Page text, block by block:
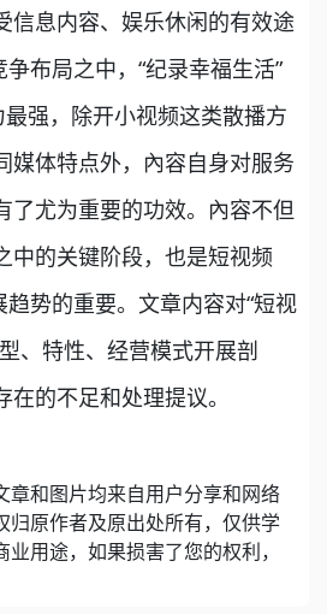
信息内容、娱乐休闲的有效途
布局之中，“纪录幸福生活”
最强，除开小视频这类散播方
媒体特点外，內容自身对服务
了尤为重要的功效。內容不但
中的关键阶段，也是短视频
势的重要。文章内容对“短视
、特性、经营模式开展剖
的不足和处理提议。
章和图片均来自用户分享和网络
归原作者及原出处所有，仅供学
用途，如果损害了您的权利，